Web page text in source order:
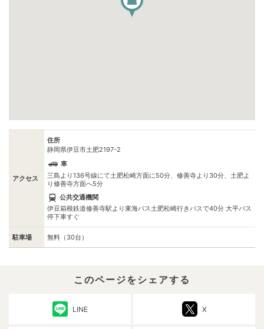
アクセス
住所
静岡県伊豆市土肥2197-2
車
三島より136号線にて土肥松崎方面に50分、修善寺より30分、土肥よ
り修善寺方面へ5分
公共交通機関
伊豆箱根鉄道修善寺駅より東海バス土肥松崎行きバスで40分 大平バス
停下車すぐ
駐車場 無料（30台）
このページをシェアする
LINE X